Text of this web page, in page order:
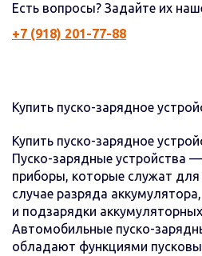
Есть вопросы? Задайте их
+7 (918) 201-77-88
Купить пуско-зарядное
Купить пуско-зарядное
Пуско-зарядные устройства
приборы, которые служат для
случае разряда
и подзарядки
Автомобильные пуско-
обладают функциями